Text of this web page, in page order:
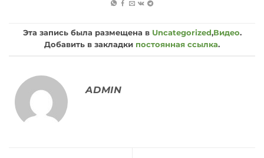
Эта запись была размещена в Uncategorized,Видео.
Добавить в закладки постоянная ссылка.
ADMIN